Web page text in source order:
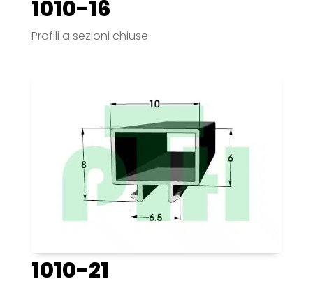
1010-16
Profili a sezioni chiuse
1010-21